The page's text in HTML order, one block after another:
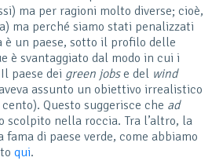
ma per ragioni molto diverse; cioè,
ma perché siamo stati penalizzati
è un paese, sotto il profilo delle
è svantaggiato dal modo in cui i
paese dei green jobse del wind
assunto un obiettivo irrealistico
Questo suggerisce che ad
scolpito nella roccia. Tra l’altro, la
di paese verde, come abbiamo
qui.